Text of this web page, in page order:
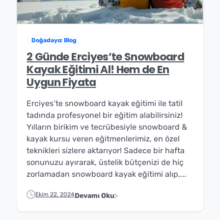
Doğadayız Blog
2 Günde Erciyes’te Snowboard
Kayak Eğitimi Al! Hem de En
Uygun Fiyata
Erciyes’te snowboard kayak eğitimi ile tatil
tadında profesyonel bir eğitim alabilirsiniz!
Yılların birikim ve tecrübesiyle snowboard &
kayak kursu veren eğitmenlerimiz, en özel
teknikleri sizlere aktarıyor! Sadece bir hafta
sonunuzu ayırarak, üstelik bütçenizi de hiç
zorlamadan snowboard kayak eğitimi alıp,...
Ekim 22, 2024Devamı Oku